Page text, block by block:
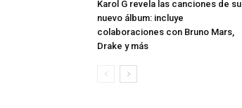
Karol G revela las canciones de su
nuevo álbum: incluye
colaboraciones con Bruno Mars,
Drake y más